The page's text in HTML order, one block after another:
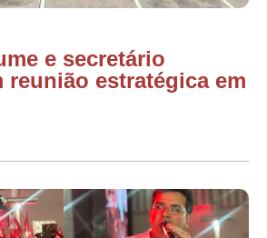
e secretário
reunião estratégica em